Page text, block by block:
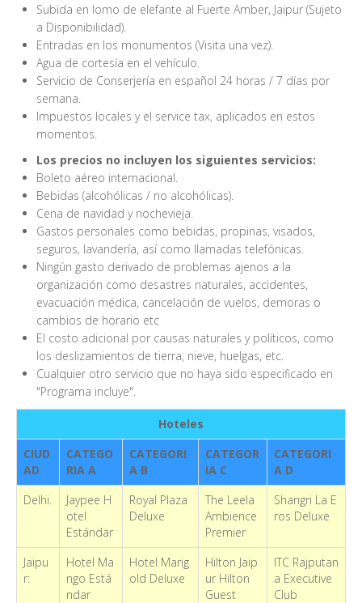
Subida en lomo de elefante al Fuerte Amber, Jaipur (Sujeto
a Disponibilidad).
Entradas en los monumentos (Visita una vez).
Agua de cortesía en el vehículo.
Servicio de Conserjería en español 24 horas / 7 días por
semana.
Impuestos locales y el service tax, aplicados en estos
momentos.
Los precios no incluyen los siguientes servicios:
Boleto aéreo internacional.
Bebidas (alcohólicas / no alcohólicas).
Cena de navidad y nochevieja.
Gastos personales como bebidas, propinas, visados,
seguros, lavandería, así como llamadas telefónicas.
Ningún gasto derivado de problemas ajenos a la
organización como desastres naturales, accidentes,
evacuación médica, cancelación de vuelos, demoras o
cambios de horario etc
El costo adicional por causas naturales y políticos, como
los deslizamientos de tierra, nieve, huelgas, etc.
Cualquier otro servicio que no haya sido especificado en
"Programa incluye".
Hoteles
CIUD
AD
CATEGO
RIA A
CATEGORI
A B
CATEGOR
IA C
CATEGORI
A D
Delhi.
Jaypee H
otel
Estándar
Royal Plaza
Deluxe
The Leela
Ambience
Premier
Shangri La E
ros Deluxe
Jaipu
r:
Hotel Ma
ngo Está
ndar
Hotel Marig
old Deluxe
Hilton Jaip
ur Hilton
Guest
ITC Rajputan
a Executive
Club